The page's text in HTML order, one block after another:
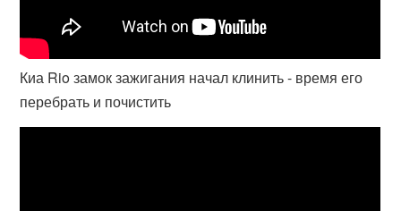
Киа Rio замок зажигания начал клинить - время его
перебрать и почистить